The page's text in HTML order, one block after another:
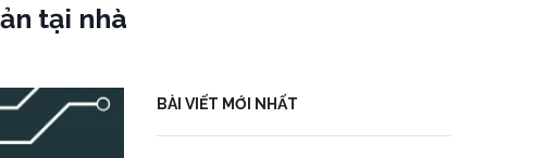
tại nhà
BÀI VIẾT MỚI NHẤT